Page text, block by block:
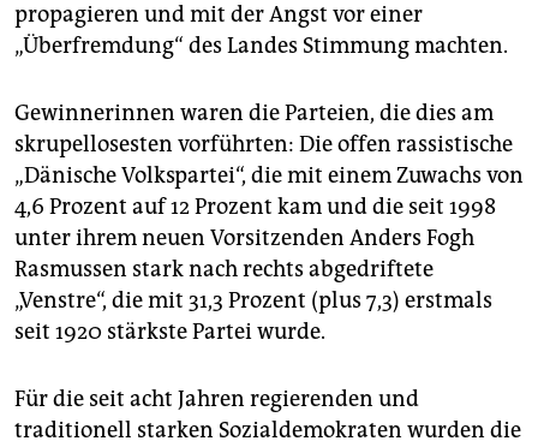
shop
unterstützen
abo
genossenschaft
epaper login
propagieren und mit der Angst vor einer
„Überfremdung“ des Landes Stimmung machten.
Gewinnerinnen waren die Parteien, die dies am
skrupellosesten vorführten: Die offen rassistische
„Dänische Volkspartei“, die mit einem Zuwachs von
4,6 Prozent auf 12 Prozent kam und die seit 1998
unter ihrem neuen Vorsitzenden Anders Fogh
Rasmussen stark nach rechts abgedriftete
„Venstre“, die mit 31,3 Prozent (plus 7,3) erstmals
seit 1920 stärkste Partei wurde.
Für die seit acht Jahren regierenden und
traditionell starken Sozialdemokraten wurden die